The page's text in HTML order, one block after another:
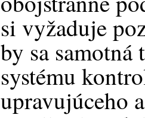
si vyžaduje
by sa samotná
systému
upravujúceho